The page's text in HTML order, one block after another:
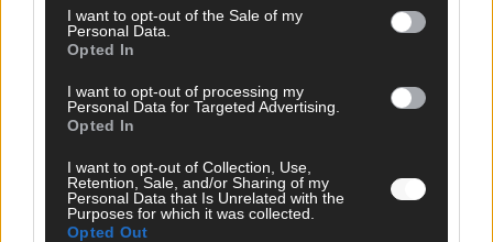
I want to opt-out of the Sale of my
Personal Data.
Opted In
I want to opt-out of processing my
Personal Data for Targeted Advertising.
Opted In
I want to opt-out of Collection, Use,
Retention, Sale, and/or Sharing of my
Personal Data that Is Unrelated with the
Purposes for which it was collected.
Opted Out
Mai 2026
ESC-Halbfinale 2: Das sagen die Wettquoten – vier sicher,
sechs zittern, einer chancenlos!
Mai 2026
KOMMENTAR